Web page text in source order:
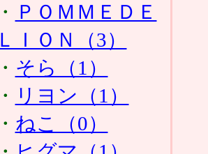
・ ＰＯＭＭＥＤＥ
ＬＩＯＮ（3）
・ そら（1）
・ リヨン（1）
・ ねこ（0）